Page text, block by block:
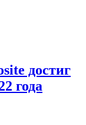
достиг
года